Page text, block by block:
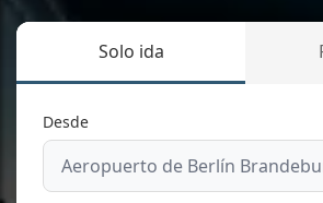
Solo ida
Desde